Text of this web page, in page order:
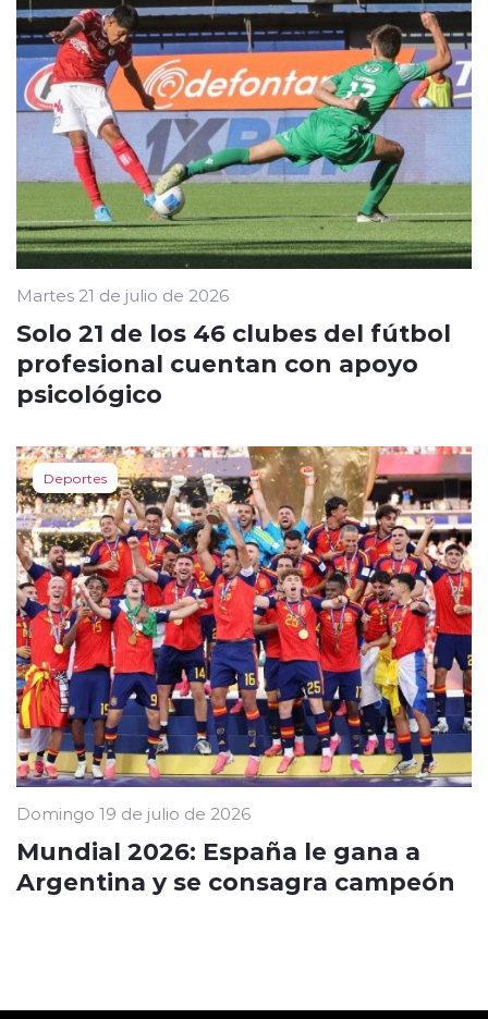
Martes 21 de julio de 2026
Solo 21 de los 46 clubes del fútbol
profesional cuentan con apoyo
psicológico
Deportes
Domingo 19 de julio de 2026
Mundial 2026: España le gana a
Argentina y se consagra campeón